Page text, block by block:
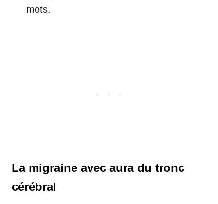
mots.
La migraine avec aura du tronc
cérébral